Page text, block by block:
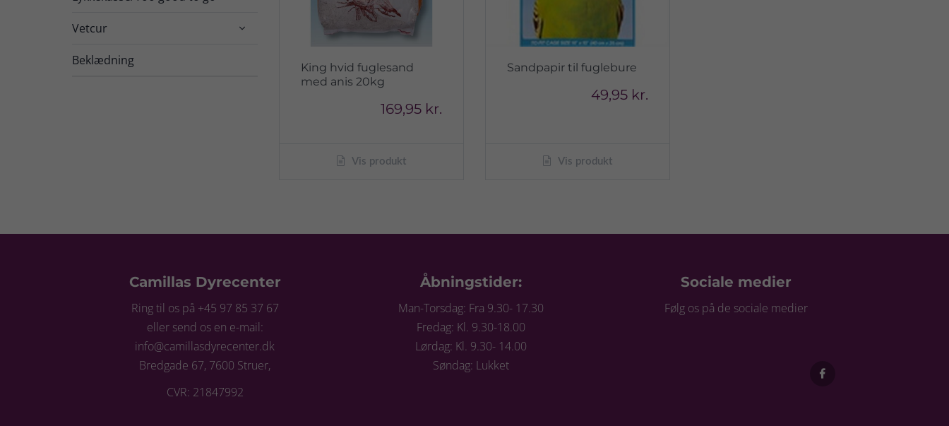
Vetcur 
Beklædning
King hvid fuglesand
med anis 20kg
169,95 kr.
Vis produkt
Sandpapir til fuglebure
49,95 kr.
Vis produkt
Camillas Dyrecenter
Ring til os på +45 97 85 37 67
eller send os en e-mail:
info@camillasdyrecenter.dk
Bredgade 67, 7600 Struer,
CVR: 21847992
Åbningstider:
Man-Torsdag: Fra 9.30- 17.30
Fredag: Kl. 9.30-18.00
Lørdag: Kl. 9.30- 14.00
Søndag: Lukket
Sociale medier
Følg os på de sociale medier